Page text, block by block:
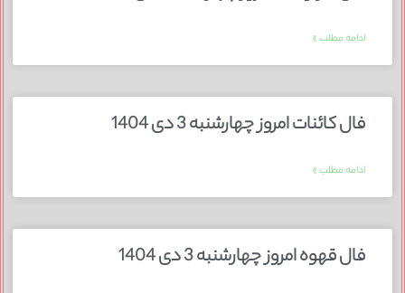
ادامه مطلب »
فال کائنات امروز چهارشنبه 3 دی 1404
ادامه مطلب »
فال قهوه امروز چهارشنبه 3 دی 1404